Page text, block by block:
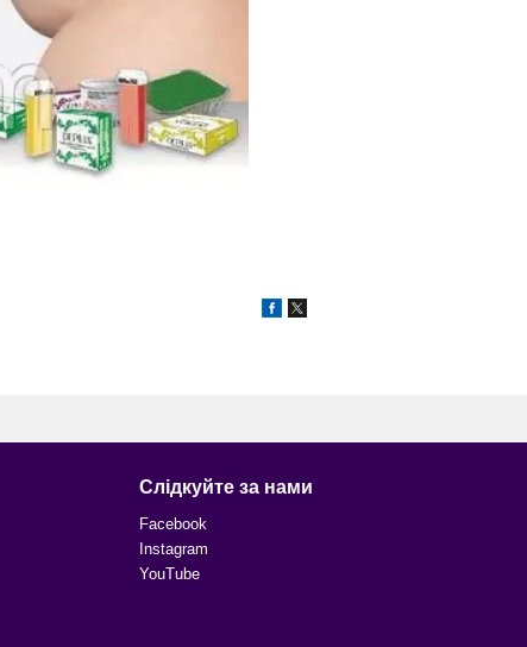
Слідкуйте за нами
Facebook
Instagram
YouTube